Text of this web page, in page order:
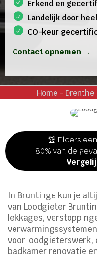
Erkend en
Landelijk door
CO-keur
Contact opnemen →
Home - Drenthe
🏆 Elders
80% van de
In Bruntinge kun je
van Loodgieter
lekkages,
voor loodgieterswerk,
badkamer renovatie